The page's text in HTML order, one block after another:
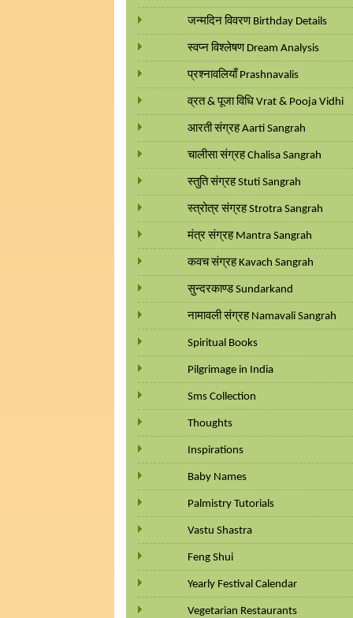
जन्मदिन विवरण Birthday Details
स्वप्न विश्लेषण Dream Analysis
प्रश्नावलियाँ Prashnavalis
व्रत & पूजा विधि Vrat & Pooja Vidhi
आरती संग्रह Aarti Sangrah
चालीसा संग्रह Chalisa Sangrah
स्तुति संग्रह Stuti Sangrah
स्त्रोत्र संग्रह Strotra Sangrah
मंत्र संग्रह Mantra Sangrah
कवच संग्रह Kavach Sangrah
सुन्दरकाण्ड Sundarkand
नामावली संग्रह Namavali Sangrah
Spiritual Books
Pilgrimage in India
Sms Collection
Thoughts
Inspirations
Baby Names
Palmistry Tutorials
Vastu Shastra
Feng Shui
Yearly Festival Calendar
Vegetarian Restaurants